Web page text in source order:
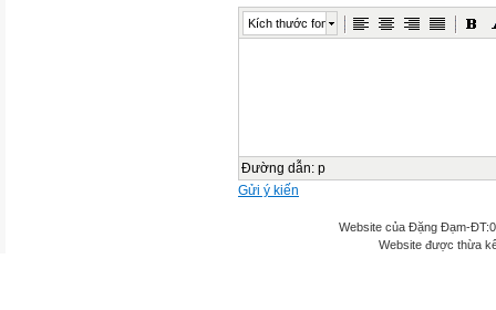
Kích thước font
Đường dẫn: p
Gửi ý kiến
Website của Đặng Đạm-
Website được thừa